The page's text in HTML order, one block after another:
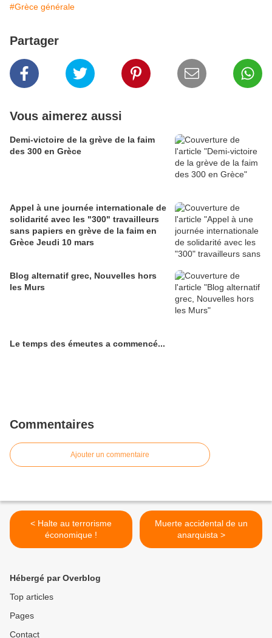
#Grèce générale
Partager
Vous aimerez aussi
Demi-victoire de la grève de la faim
des 300 en Grèce
Appel à une journée internationale de
solidarité avec les "300" travailleurs
sans papiers en grève de la faim en
Grèce Jeudi 10 mars
Blog alternatif grec, Nouvelles hors
les Murs
Le temps des émeutes a commencé...
Commentaires
Ajouter un commentaire
< Halte au terrorisme
économique !
Muerte accidental de un
anarquista >
Hébergé par Overblog
Top articles
Pages
Contact